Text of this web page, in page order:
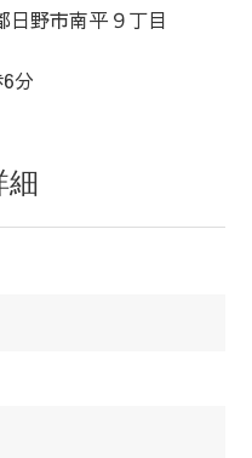
日野市南平９丁目
分
細